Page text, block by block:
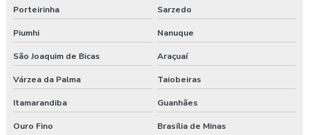
Pgr segurança do trabalho nr 01
Pgr segurança do trabalho valor
Pgrtr nr 31
Plano de atendimento a emergência
Porteirinha Sarzedo
Piumhi Nanuque
São Joaquim de Bicas Araçuaí
Várzea da Palma Taiobeiras
Itamarandiba Guanhães
Ouro Fino Brasília de Minas